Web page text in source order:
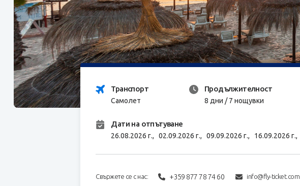
Транспорт
Самолет
Продължителност
8 дни / 7 нощувки
Дати на отпътуване
26.08.2026 г.,02.09.2026 г.,09.09.2026 г., 16.09.2026 г.,
Свържете се с нас: +359 877 78 74 60 info@fly-ticket.com